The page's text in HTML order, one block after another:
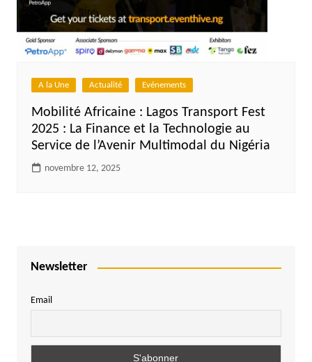
A la Une Actualité Evénements
Mobilité Africaine : Lagos Transport Fest
2025 : La Finance et la Technologie au
Service de l’Avenir Multimodal du Nigéria
novembre 12, 2025
Newsletter
Email